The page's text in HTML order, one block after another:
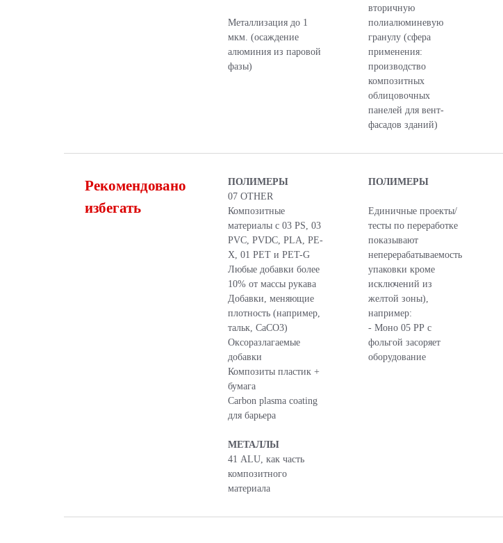
Металлизация до 1
мкм. (осаждение
алюминия из паровой
фазы)
вторичную
полиалюминевую
гранулу (сфера
применения:
производство
композитных
облицовочных
панелей для вент-
фасадов зданий)
Рекомендовано
избегать
ПОЛИМЕРЫ
07 OTHER
Композитные
материалы с 03 PS, 03
PVC, PVDC, PLA, PE-
X, 01 PET и PET-G
Любые добавки более
10% от массы рукава
Добавки, меняющие
плотность (например,
тальк, CaCO3)
Оксоразлагаемые
добавки
Композиты пластик +
бумага
Сarbon plasma coating
для барьера
МЕТАЛЛЫ
41 ALU, как часть
композитного
материала
ПОЛИМЕРЫ
Единичные проекты/
тесты по переработке
показывают
неперерабатываемость
упаковки кроме
исключений из
желтой зоны),
например:
- Моно 05 РР с
фольгой засоряет
оборудование